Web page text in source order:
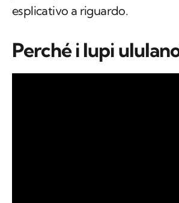
esplicativo a riguardo.
Perché i lupi